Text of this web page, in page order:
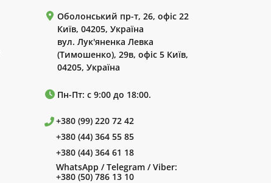
Оболонський пр-т, 26, офіс 22
Київ, 04205, Україна
вул. Лук'яненка Левка
(Тимошенко), 29в, офіс 5 Київ,
04205, Україна
Пн-Пт: с 9:00 до 18:00.
+380 (99) 220 72 42
+380 (44) 364 55 85
+380 (44) 364 61 18
WhatsApp / Telegram / Viber:
+380 (50) 786 13 10